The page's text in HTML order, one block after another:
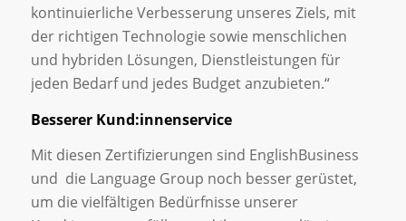
kontinuierliche Verbesserung unseres Ziels, mit
der richtigen Technologie sowie menschlichen
und hybriden Lösungen, Dienstleistungen für
jeden Bedarf und jedes Budget anzubieten.“
Besserer Kund:innenservice
Mit diesen Zertifizierungen sind EnglishBusiness
und die Language Group noch besser gerüstet,
um die vielfältigen Bedürfnisse unserer